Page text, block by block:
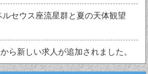
セウス座流星群と夏の天体観望
ら新しい求人が追加されました。